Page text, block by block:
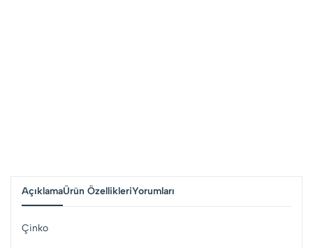
AçıklamaÜrün ÖzellikleriYorumları
Çinko